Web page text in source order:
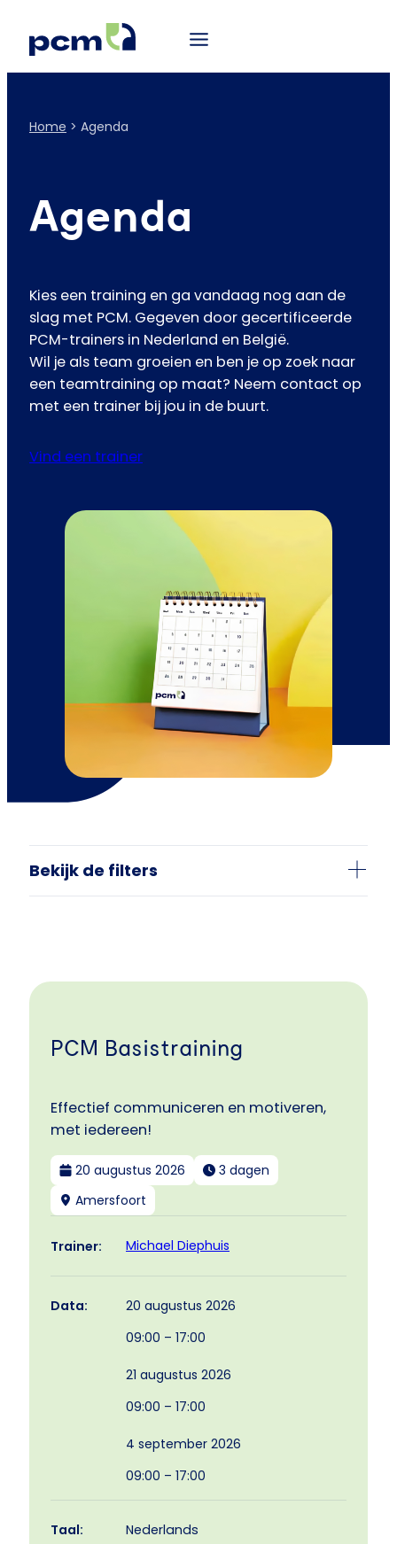
Home > Agenda
Agenda
Kies een training en ga vandaag nog aan de
slag met PCM. Gegeven door gecertificeerde
PCM-trainers in Nederland en België.
Wil je als team groeien en ben je op zoek naar
een teamtraining op maat? Neem contact op
met een trainer bij jou in de buurt.
Vind een trainer
Bekijk de filters
PCM Basistraining
Effectief communiceren en motiveren,
met iedereen!
20 augustus 2026
3 dagen
Amersfoort
Trainer: Michael Diephuis
Data:
20 augustus 2026
09:00 – 17:00
21 augustus 2026
09:00 – 17:00
4 september 2026
09:00 – 17:00
Taal: Nederlands